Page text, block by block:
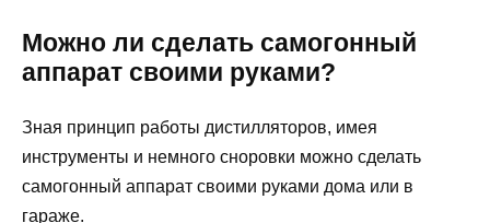
Можно ли сделать самогонный
аппарат своими руками?
Зная принцип работы дистилляторов, имея
инструменты и немного сноровки можно сделать
самогонный аппарат своими руками дома или в
гараже.